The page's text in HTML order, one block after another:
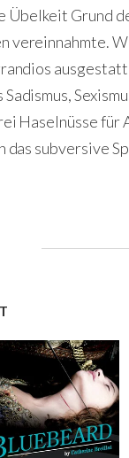
Übelkeit Grund
vereinnahmte.
Haselnüsse
das subversive